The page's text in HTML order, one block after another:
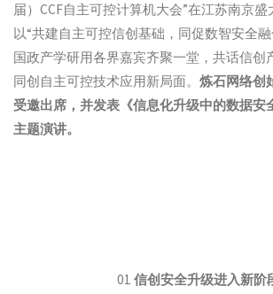
届）CCF自主可控计算机大会”在江苏南京
以“共建自主可控信创基础，同促数智安全
国政产学研用各界嘉宾齐聚一堂，共话信创
同创自主可控技术应用新局面。炼石网络创
受邀出席，并发表《信息化升级中的数据安
主题演讲。
01 信创安全升级进入新阶